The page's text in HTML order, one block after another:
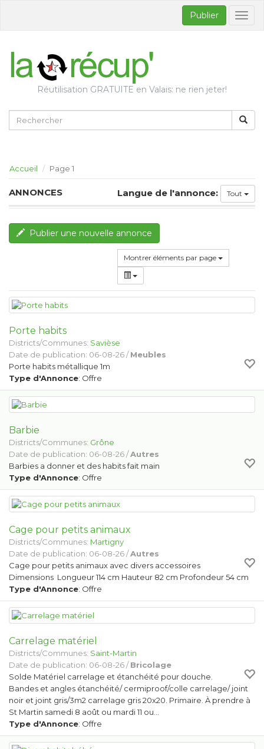
Publier
Réutilisation GRATUITE en Valais: ne rien jeter!
Accueil Page 1
ANNONCES Langue de l'annonce: Tout
Publier une nouvelle annonce
Montrer éléments par page
Porte habits
Districts/Communes: Savièse
Date de publication: 06-08-26 /Meubles
Porte habits métallique 1m
Type d'Annonce: Offre
Barbie
Districts/Communes: Grône
Date de publication: 06-08-26 /Autres
Barbies a donner et des habits fait main
Type d'Annonce: Offre
Cage pour petits animaux
Districts/Communes: Martigny
Date de publication: 06-08-26 /Autres
Cage pour petits animaux avec divers accessoires
Dimensions Longueur 114 cm Hauteur 82 cm Profondeur 54 cm
Type d'Annonce: Offre
Carrelage matériel
Districts/Communes: Saint-Martin
Date de publication: 06-08-26 /Bricolage
Solde Matériel carrelage et étanchéité pour douche.
Bandes et angles étanchéité/ cermiproof/colle carrelage/ joint
noir et joint gris/3m2 carrelage gris 20x20. Primaire. À prendre à
St Martin samedi 8 août ou mardi 11 ou…
Type d'Annonce: Offre